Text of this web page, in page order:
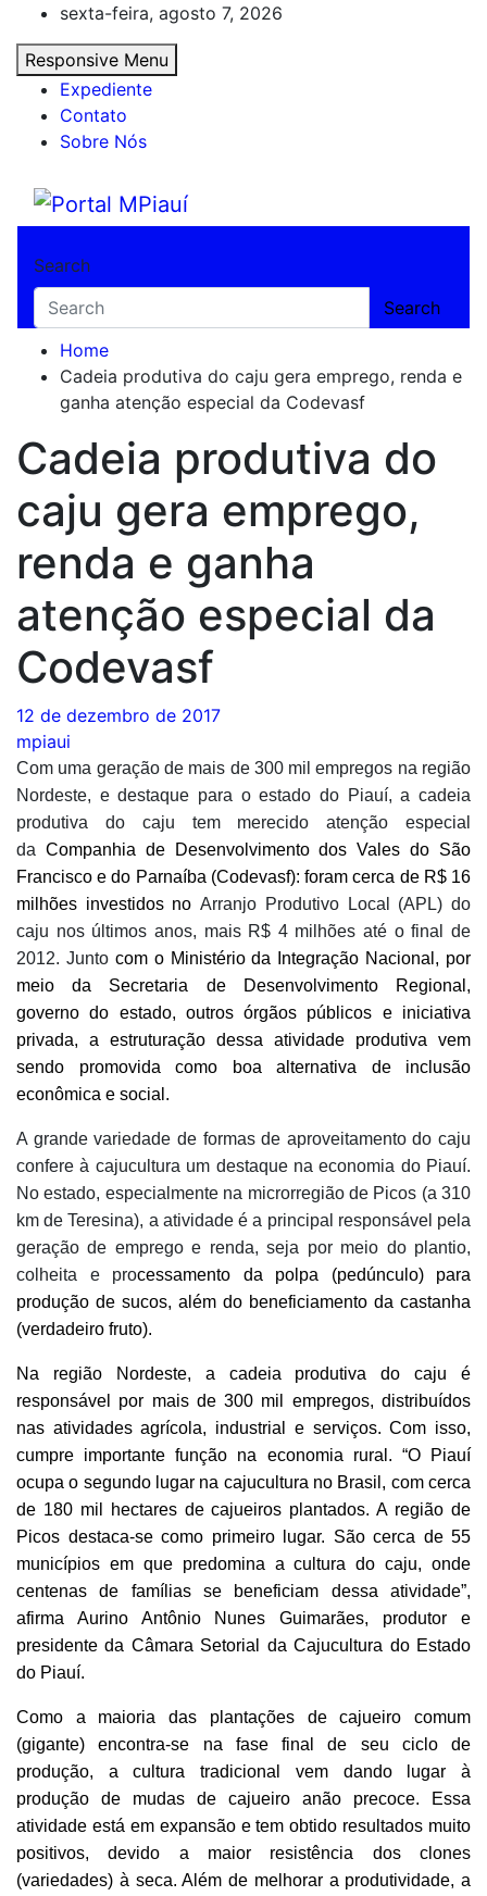
content
sexta-feira, agosto 7, 2026
Responsive Menu
Expediente
Contato
Sobre Nós
Portal MPiauí
Search
Search
Home
Cadeia produtiva do caju gera emprego, renda e
ganha atenção especial da Codevasf
Cadeia produtiva do
caju gera emprego,
renda e ganha
atenção especial da
Codevasf
12 de dezembro de 2017
mpiaui
Com uma geração de mais de 300 mil empregos na região
Nordeste, e destaque para o estado do Piauí, a cadeia
produtiva do caju tem merecido atenção especial
da Companhia de Desenvolvimento dos Vales do São
Francisco e do Parnaíba (Codevasf): foram cerca de R$ 16
milhões investidos noArranjo Produtivo Local (APL) do
caju nos últimos anos, mais R$ 4 milhões até o final de
2012. Junto com o Ministério da Integração Nacional, por
meio da Secretaria de Desenvolvimento Regional,
governo do estado, outros órgãos públicos e iniciativa
privada, a estruturação dessa atividade produtiva vem
sendo promovida como boa alternativa de inclusão
econômica e social.
A grande variedade de formas de aproveitamento do caju
confere à cajucultura um destaque na economia do Piauí.
No estado, especialmente na microrregião de Picos (a 310
km de Teresina), a atividade é a principal responsável pela
geração de emprego e renda, seja por meio do plantio,
colheita e processamento da polpa (pedúnculo) para
produção de sucos, além do beneficiamento da castanha
(verdadeiro fruto).
Na região Nordeste, a cadeia produtiva do caju é
responsável por mais de 300 mil empregos, distribuídos
nas atividades agrícola, industrial e serviços. Com isso,
cumpre importante função na economia rural. “O Piauí
ocupa o segundo lugar na cajucultura no Brasil, com cerca
de 180 mil hectares de cajueiros plantados. A região de
Picos destaca-se como primeiro lugar. São cerca de 55
municípios em que predomina a cultura do caju, onde
centenas de famílias se beneficiam dessa atividade”,
afirma Aurino Antônio Nunes Guimarães, produtor e
presidente da Câmara Setorial da Cajucultura do Estado
do Piauí.
Como a maioria das plantações de cajueiro comum
(gigante) encontra-se na fase final de seu ciclo de
produção, a cultura tradicional vem dando lugar à
produção de mudas de cajueiro anão precoce. Essa
atividade está em expansão e tem obtido resultados muito
positivos, devido a maior resistência dos clones
(variedades) à seca. Além de melhorar a produtividade, a